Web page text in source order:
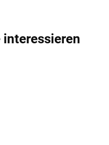
interessieren